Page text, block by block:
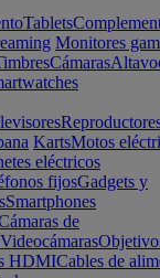
Tablets
Monitores
Cámaras
KartsMotos
eléctricos
fijosGadgets y
Smartphones
de
Videocámaras
HDMICables de